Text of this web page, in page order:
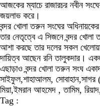
আজকের ম্যাচে রাজারচর নবীন
জয়লাভ করে।
বন্দর খোলা তরুন সংঘের
তার নেতৃত্বে এ সিজনে বন্দর
আশা করছে তার দলের সকল
দায়িত্ব আছেন রনি তালুকদার।
এছাড়াও বন্দর খোলা তরুন সংঘ
সাইফুল,শাহাআলম, সোবাহান,সাগর (
মিয়া,ইমরান আহমেদ , তামিম,
Tag :